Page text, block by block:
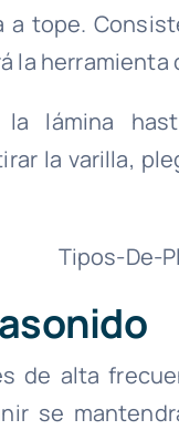
a tope.
la
la lámina
la varilla,
de alta
se